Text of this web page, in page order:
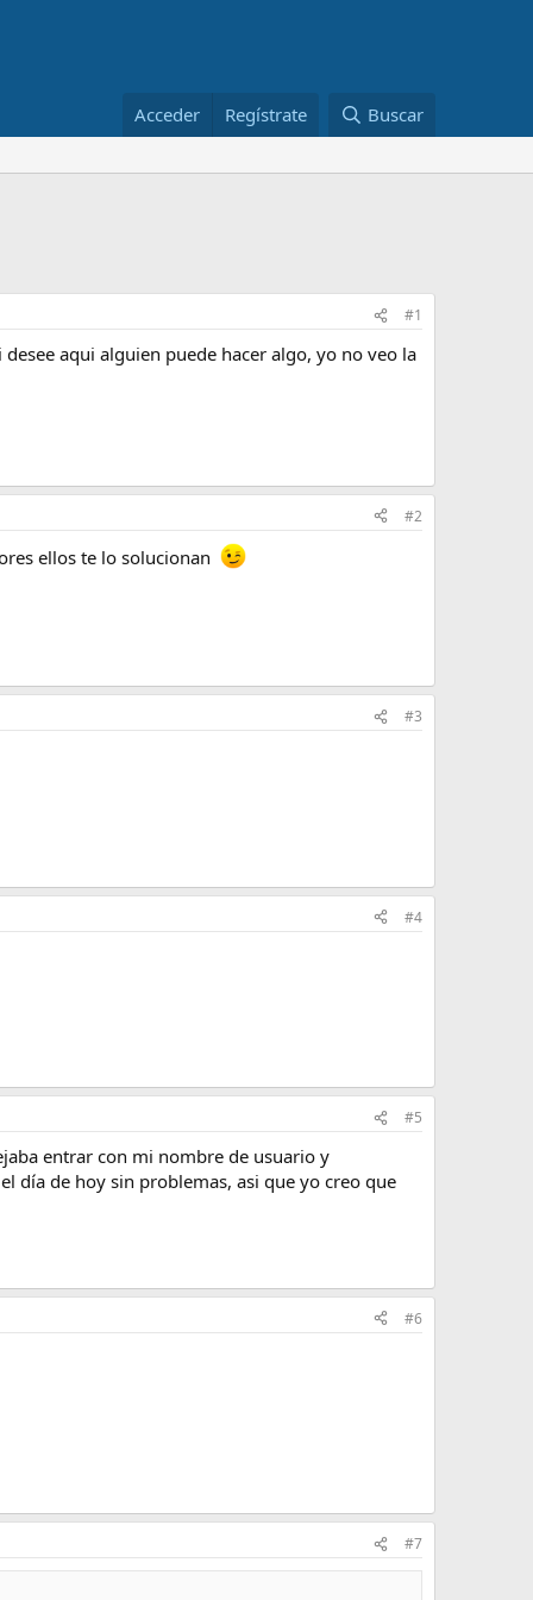
Acceder Regístrate Buscar
#1
aqui alguien puede hacer algo, yo no veo la
#2
ellos te lo solucionan
#3
#4
#5
entrar con mi nombre de usuario y
día de hoy sin problemas, asi que yo creo que
#6
#7